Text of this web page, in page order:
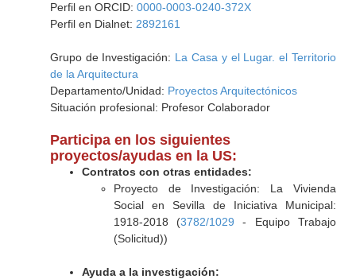
Perfil en ORCID: 0000-0003-0240-372X
Perfil en Dialnet: 2892161
Grupo de Investigación: La Casa y el Lugar. el Territorio
de la Arquitectura
Departamento/Unidad: Proyectos Arquitectónicos
Situación profesional: Profesor Colaborador
Participa en los siguientes
proyectos/ayudas en la US:
Contratos con otras entidades:
Proyecto de Investigación: La Vivienda
Social en Sevilla de Iniciativa Municipal:
1918-2018 (3782/1029 - Equipo Trabajo
(Solicitud))
Ayuda a la investigación: